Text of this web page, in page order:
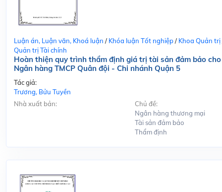
Luận án, Luận văn, Khoá luận / Khóa luận Tốt nghiệp/ Khoa Quản trị
Quản trị Tài chính
Hoàn thiện quy trình thẩm định giá trị tài sản đảm bảo
Ngân hàng TMCP Quân đội - Chi nhánh Quận 5
Tác giả:
Trương, Bửu Tuyền
Nhà xuất bản:
Chủ đề:
Ngân hàng thương mại
Tài sản đảm bảo
Thẩm định